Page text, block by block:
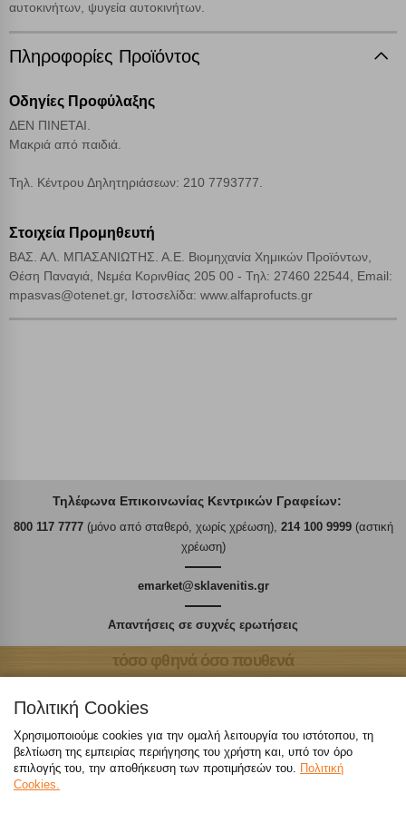
αυτοκινήτων, ψυγεία αυτοκινήτων.
Πληροφορίες Προϊόντος
Οδηγίες Προφύλαξης
ΔΕΝ ΠΙΝΕΤΑΙ.
Μακριά από παιδιά.
Τηλ. Κέντρου Δηλητηριάσεων: 210 7793777.
Στοιχεία Προμηθευτή
ΒΑΣ. ΑΛ. ΜΠΑΣΑΝΙΩΤΗΣ. Α.Ε. Βιομηχανία Χημικών Προϊόντων,
Θέση Παναγιά, Νεμέα Κορινθίας 205 00 - Τηλ: 27460 22544, Email:
mpasvas@otenet.gr, Ιστοσελίδα: www.alfaprofucts.gr
Τηλέφωνα Επικοινωνίας Κεντρικών Γραφείων:
800 117 7777(μόνο από σταθερό, χωρίς χρέωση), 214 100 9999(αστική
χρέωση)
emarket@sklavenitis.gr
Απαντήσεις σε συχνές ερωτήσεις
τόσο φθηνά όσο πουθενά
Καταστήματα
Πολιτική Cookies
Χρησιμοποιούμε cookies για την ομαλή λειτουργία του ιστότοπου, τη
βελτίωση της εμπειρίας περιήγησης του χρήστη και, υπό τον όρο
επιλογής του, την αποθήκευση των προτιμήσεών του. Πολιτική
Cookies.
Cookies απόδοσης
Απόρριψη όλων